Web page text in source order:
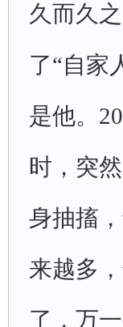
久而久
了“自家
是他。
时，突
身抽搐
来越多
了，万